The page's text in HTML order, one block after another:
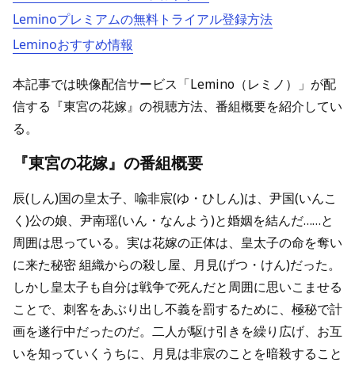
Leminoプレミアムの無料トライアル登録方法
Leminoおすすめ情報
本記事では映像配信サービス「Lemino（レミノ）」が配
信する『東宮の花嫁』の視聴方法、番組概要を紹介してい
る。
『東宮の花嫁』の番組概要
辰(しん)国の皇太子、喩非宸(ゆ・ひしん)は、尹国(いんこ
く)公の娘、尹南瑶(いん・なんよう)と婚姻を結んだ……と
周囲は思っている。実は花嫁の正体は、皇太子の命を奪い
に来た秘密 組織からの殺し屋、月見(げつ・けん)だった。
しかし皇太子も自分は戦争で死んだと周囲に思いこませる
ことで、刺客をあぶり出し不義を罰するために、極秘で計
画を遂行中だったのだ。二人が駆け引きを繰り広げ、お互
いを知っていくうちに、月見は非宸のことを暗殺すること